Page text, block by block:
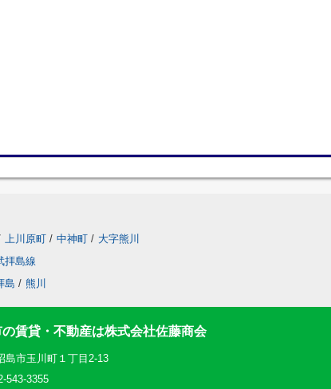
上川原町 / 中神町 / 大字熊川
拝島線
島 / 熊川
の賃貸・不動産は株式会社佐藤商会
島市玉川町１丁目2-13
543-3355